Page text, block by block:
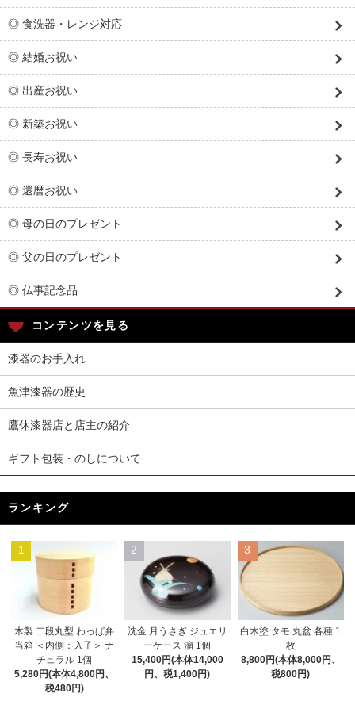
◎ 食洗器・レンジ対応
◎ 結婚お祝い
◎ 出産お祝い
◎ 新築お祝い
◎ 長寿お祝い
◎ 還暦お祝い
◎ 母の日のプレゼント
◎ 父の日のプレゼント
◎ 仏事記念品
コンテンツを見る
漆器のお手入れ
魚津漆器の歴史
鷹休漆器店と店主の紹介
ギフト包装・のしについて
ランキング
1
木製 二段丸型 わっぱ弁
当箱 ＜内側：入子＞ ナ
チュラル 1個
5,280円(本体4,800円、
税480円)
2
沈金 月うさぎ ジュエリ
ーケース 溜 1個
15,400円(本体14,000
円、税1,400円)
3
白木塗 タモ 丸盆 各種 1
枚
8,800円(本体8,000円、
税800円)